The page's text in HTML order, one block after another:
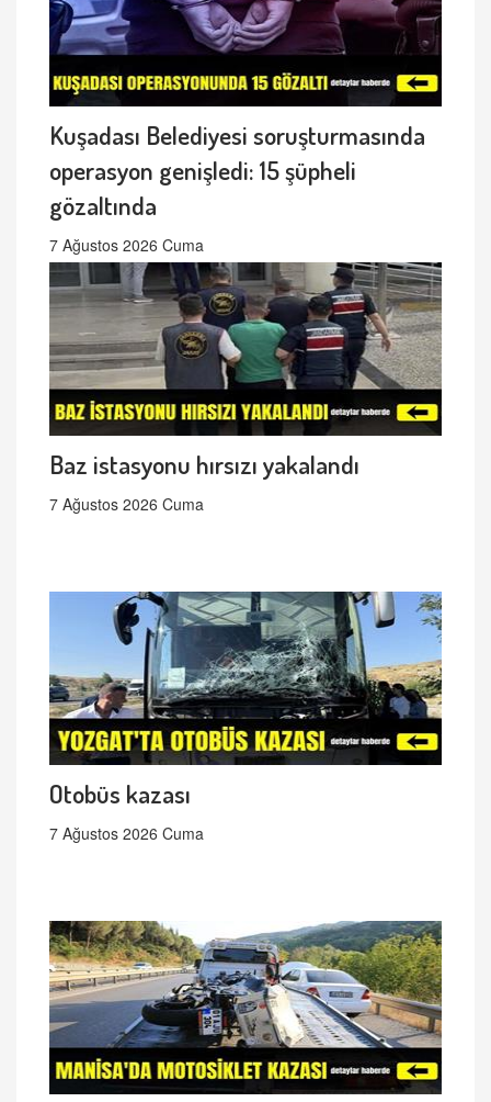
Kuşadası Belediyesi soruşturmasında
operasyon genişledi: 15 şüpheli
gözaltında
7 Ağustos 2026 Cuma
Baz istasyonu hırsızı yakalandı
7 Ağustos 2026 Cuma
Otobüs kazası
7 Ağustos 2026 Cuma